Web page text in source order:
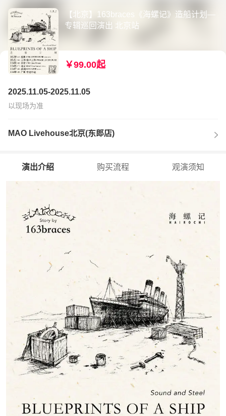
【北京】163braces《海螺记》造船计划—
专辑巡回演出 北京站
￥99.00起
2025.11.05-2025.11.05
以现场为准
MAO Livehouse北京(东郎店)
演出介绍 购买流程 观演须知